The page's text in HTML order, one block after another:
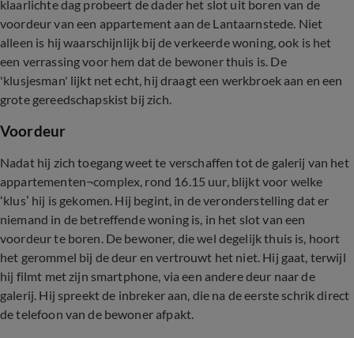
klaarlichte dag probeert de dader het slot uit boren van de
voordeur van een appartement aan de Lantaarnstede. Niet
alleen is hij waarschijnlijk bij de verkeerde woning, ook is het
een verrassing voor hem dat de bewoner thuis is. De
'klusjesman' lijkt net echt, hij draagt een werkbroek aan en een
grote gereedschapskist bij zich.
Voordeur
Nadat hij zich toegang weet te verschaffen tot de galerij van het
appartementen¬complex, rond 16.15 uur, blijkt voor welke
‘klus’ hij is gekomen. Hij begint, in de veronderstelling dat er
niemand in de betreffende woning is, in het slot van een
voordeur te boren. De bewoner, die wel degelijk thuis is, hoort
het gerommel bij de deur en vertrouwt het niet. Hij gaat, terwijl
hij filmt met zijn smartphone, via een andere deur naar de
galerij. Hij spreekt de inbreker aan, die na de eerste schrik direct
de telefoon van de bewoner afpakt.